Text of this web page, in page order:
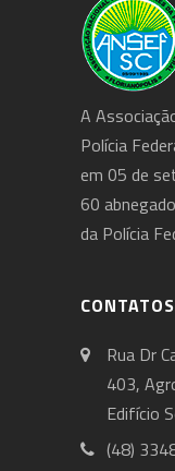
A
Polícia
em 05 de
60
da Polícia
CONTATOS
Rua Dr
403,
Edifício
(48)